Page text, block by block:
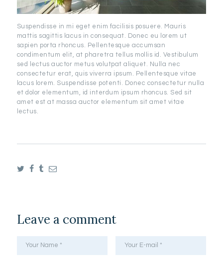
Suspendisse in mi eget enim facilisis posuere. Mauris
mattis sagittis lacus in consequat. Donec eu lorem ut
sapien porta rhoncus. Pellentesque accumsan
condimentum elit, at pharetra tellus mollis id. Vestibulum
sed lectus auctor metus volutpat aliquet. Nulla nec
consectetur erat, quis viverra ipsum. Pellentesque vitae
lacus lorem. Suspendisse potenti. Donec consectetur nulla
et dolor elementum, id interdum ipsum rhoncus. Sed sit
amet est at massa auctor elementum sit amet vitae
lectus.
Leave a comment